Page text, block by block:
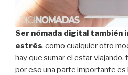
Ser nómada digital también
estrés, como cualquier otro
hay que sumar el estar
por eso una parte importante es